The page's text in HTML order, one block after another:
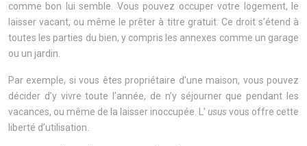
comme bon lui semble. Vous pouvez occuper votre logement, le
laisser vacant, ou même le prêter à titre gratuit. Ce droit s’étend à
toutes les parties du bien, y compris les annexes comme un garage
ou un jardin.
Par exemple, si vous êtes propriétaire d’une maison, vous pouvez
décider d’y vivre toute l’année, de n’y séjourner que pendant les
vacances, ou même de la laisser inoccupée. L’ ususvous offre cette
liberté d’utilisation.